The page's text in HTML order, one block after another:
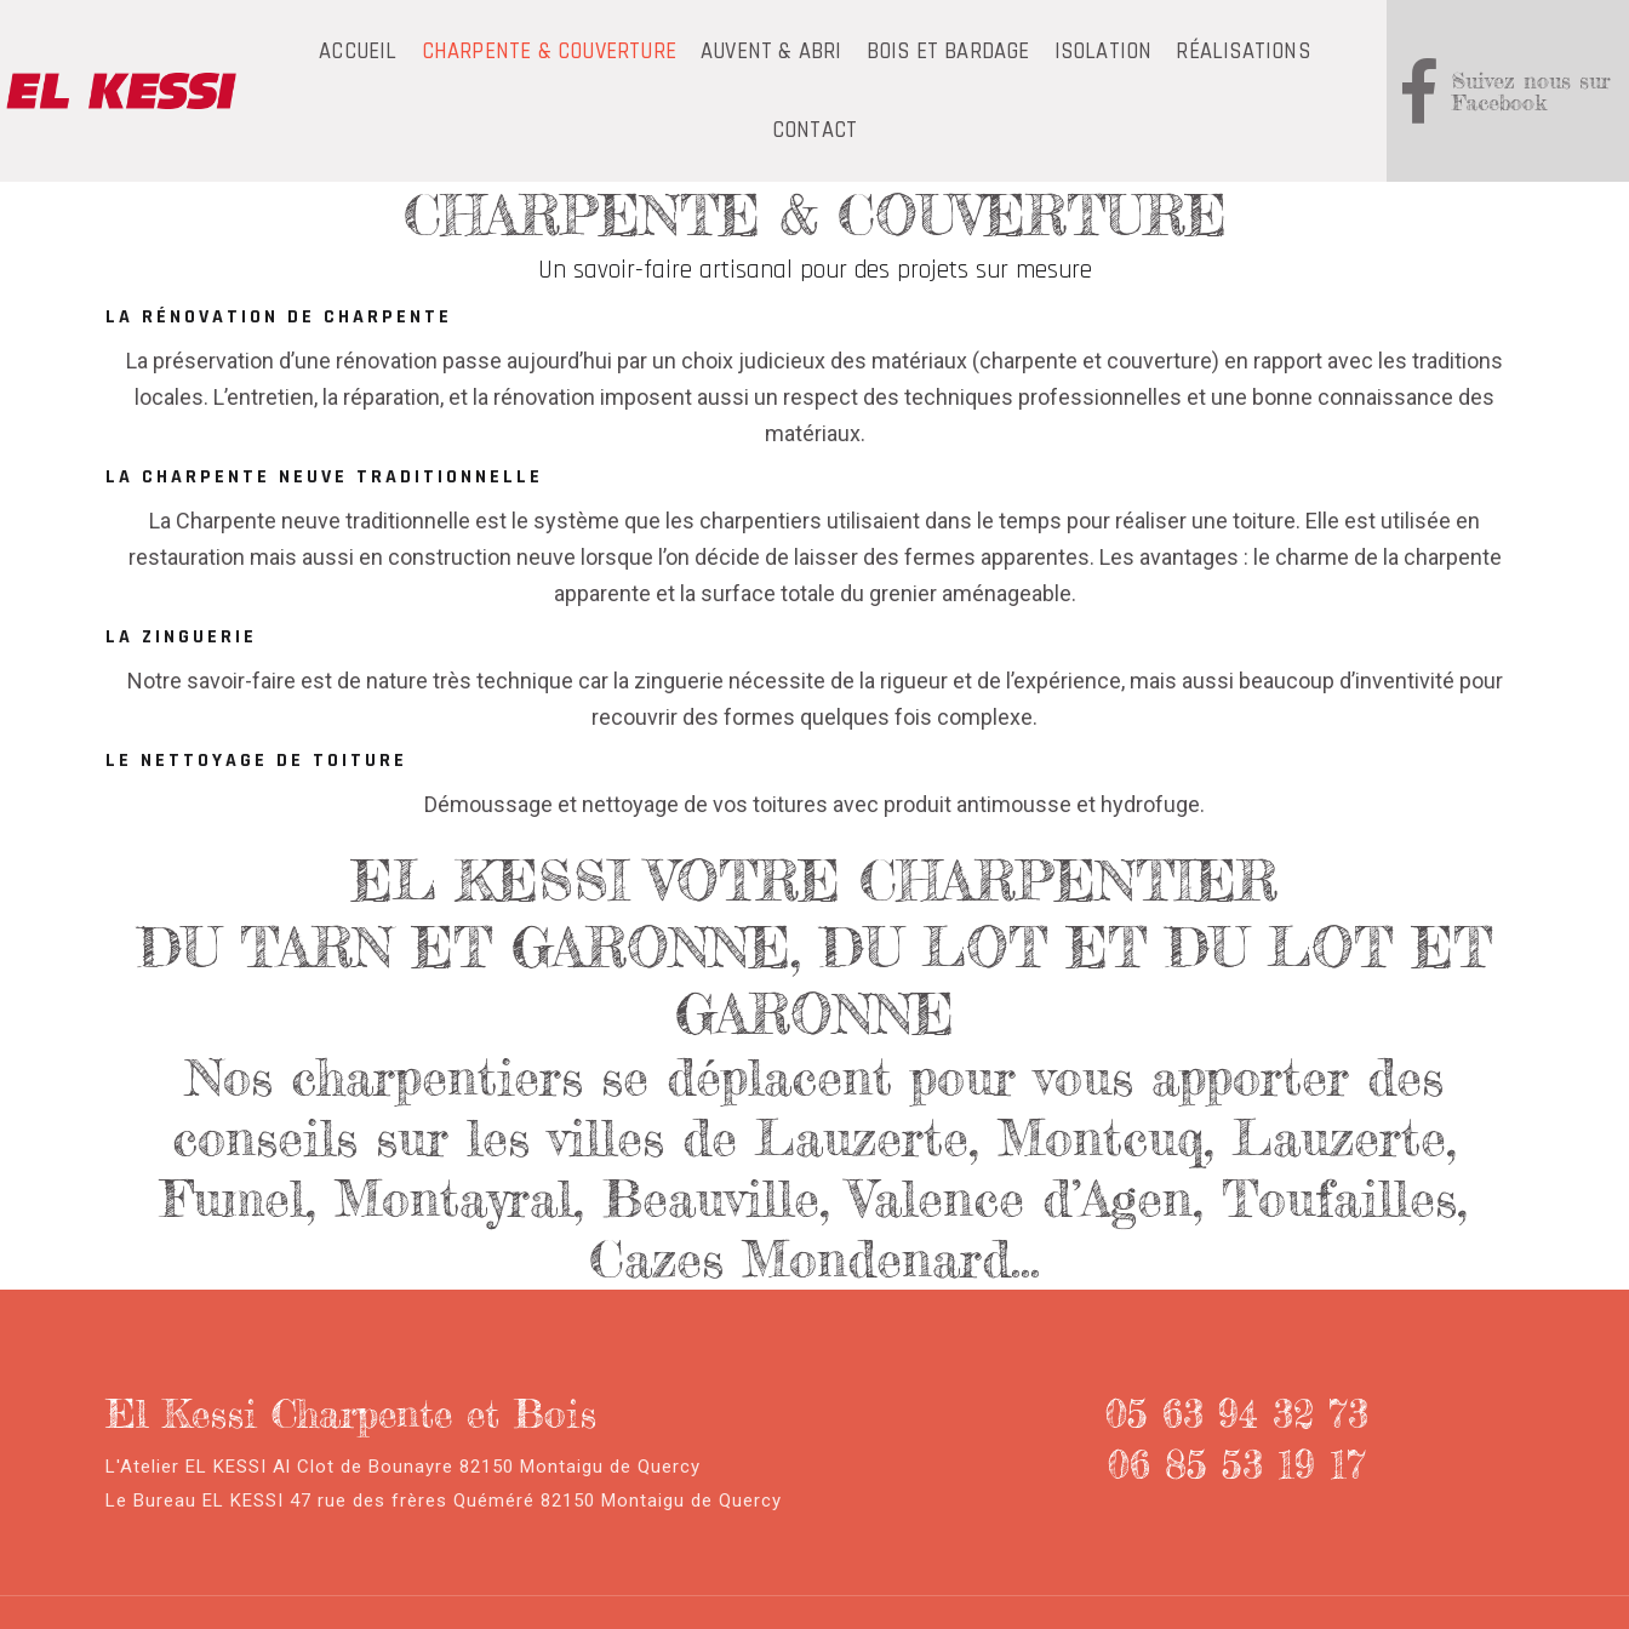
ACCUEIL CHARPENTE & COUVERTURE AUVENT & ABRI BOIS ET BARDAGE ISOLATION RÉALISATIONS
CONTACT
Suivez nous sur
Facebook
CHARPENTE & COUVERTURE
Un savoir-faire artisanal pour des projets sur mesure
LA RÉNOVATION DE CHARPENTE
La préservation d’une rénovation passe aujourd’hui par un choix judicieux des matériaux (charpente et couverture) en rapport avec les traditions
locales. L’entretien, la réparation, et la rénovation imposent aussi un respect des techniques professionnelles et une bonne connaissance des
matériaux.
LA CHARPENTE NEUVE TRADITIONNELLE
La Charpente neuve traditionnelle est le système que les charpentiers utilisaient dans le temps pour réaliser une toiture. Elle est utilisée en
restauration mais aussi en construction neuve lorsque l’on décide de laisser des fermes apparentes. Les avantages : le charme de la charpente
apparente et la surface totale du grenier aménageable.
LA ZINGUERIE
Notre savoir-faire est de nature très technique car la zinguerie nécessite de la rigueur et de l’expérience, mais aussi beaucoup d’inventivité pour
recouvrir des formes quelques fois complexe.
LE NETTOYAGE DE TOITURE
Démoussage et nettoyage de vos toitures avec produit antimousse et hydrofuge.
EL KESSI VOTRE CHARPENTIER
DU TARN ET GARONNE, DU LOT ET DU LOT ET
GARONNE
Nos charpentiers se déplacent pour vous apporter des
conseils sur les villes de Lauzerte, Montcuq, Lauzerte,
Fumel, Montayral, Beauville, Valence d’Agen, Toufailles,
Cazes Mondenard…
El Kessi Charpente et Bois
L'Atelier EL KESSI Al Clot de Bounayre 82150 Montaigu de Quercy
Le Bureau EL KESSI 47 rue des frères Quéméré 82150 Montaigu de Quercy
05 63 94 32 73
06 85 53 19 17